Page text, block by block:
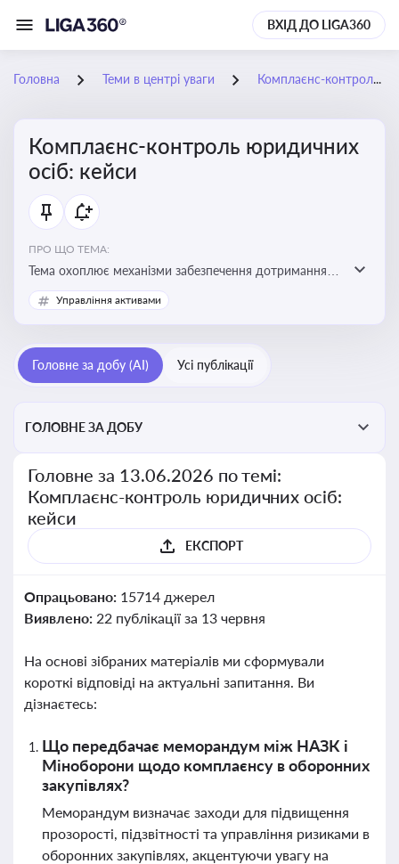
ВХІД ДО LIGA360
Головна Теми в центрі уваги Комплаєнс-контроль юридичних осіб: кейси
Комплаєнс-контроль юридичних
осіб: кейси
ПРО ЩО ТЕМА:
Тема охоплює механізми забезпечення дотримання
законодавства юридичними особами, запобігання
ризикам та підвищення прозорості діяльності
Управління активами
Головне за добу (AI) Усі публікації
ГОЛОВНЕ ЗА ДОБУ
Головне за 13.06.2026 по темі:
Комплаєнс-контроль юридичних осіб:
кейси
ЕКСПОРТ
Опрацьовано: 15714 джерел
Виявлено: 22 публікації за 13 червня
На основі зібраних матеріалів ми сформували
короткі відповіді на актуальні запитання. Ви
дізнаєтесь:
Що передбачає меморандум між НАЗК і
Міноборони щодо комплаєнсу в оборонних
закупівлях?
Меморандум визначає заходи для підвищення
прозорості, підзвітності та управління ризиками в
оборонних закупівлях, акцентуючи увагу на